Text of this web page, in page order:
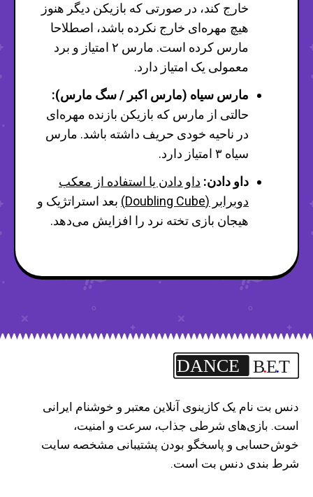
خارج کند، در صورتی که بازیکن دیگر هنوز
هیچ مهره‌ای خارج نکرده باشد، اصطلاحا
مارس کرده است. مارس ۲ امتیاز و برد
معمولی یک امتیاز دارد.
مارس سیاه (مارس اکبر / سگ مارس):
حالتی از مارس که بازیکن بازنده مهره‌ای
در ناحیه خودی حریف داشته باشد. مارس
سیاه ۳ امتیاز دارد.
داو دادن: داو دادن یا استفاده از معکب
دوبرابر (Doubling Cube)
بعد استراتژیک و
هیجان بازی تخته نرد را افزایش می‌دهد.
DANCE B.E.T
دنس بت نام یک کازینوی آنلاین معتبر و خوشنام ایرانی
است. بازی‌های شرطی جذاب، سرعت و امنیت،
خوش‌حسابی و پاسخگو بودن پشتیبانی مشخصه سایت
شرط بندی دنس بت است.